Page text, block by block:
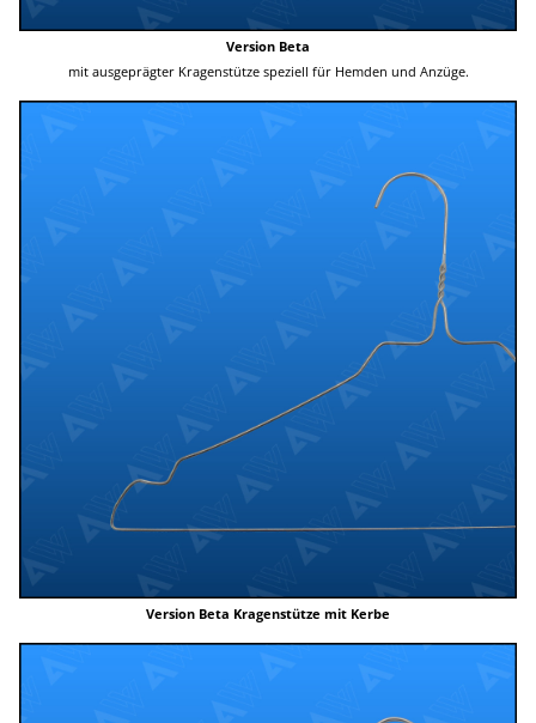
Version Beta
mit ausgeprägter Kragenstütze speziell für Hemden und Anzüge.
Version Beta Kragenstütze mit Kerbe